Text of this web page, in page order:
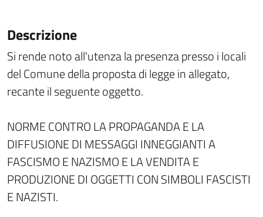
Descrizione
Si rende noto all'utenza la presenza presso i locali
del Comune della proposta di legge in allegato,
recante il seguente oggetto.
NORME CONTRO LA PROPAGANDA E LA
DIFFUSIONE DI MESSAGGI INNEGGIANTI A
FASCISMO E NAZISMO E LA VENDITA E
PRODUZIONE DI OGGETTI CON SIMBOLI FASCISTI
E NAZISTI.